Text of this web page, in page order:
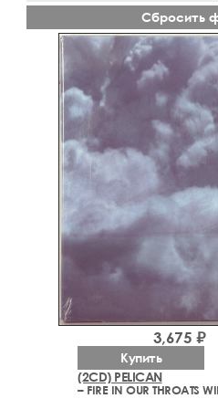
Сбросить
(2CD) PELICAN
– FIRE IN OUR THROATS
3,675 ₽
Купить